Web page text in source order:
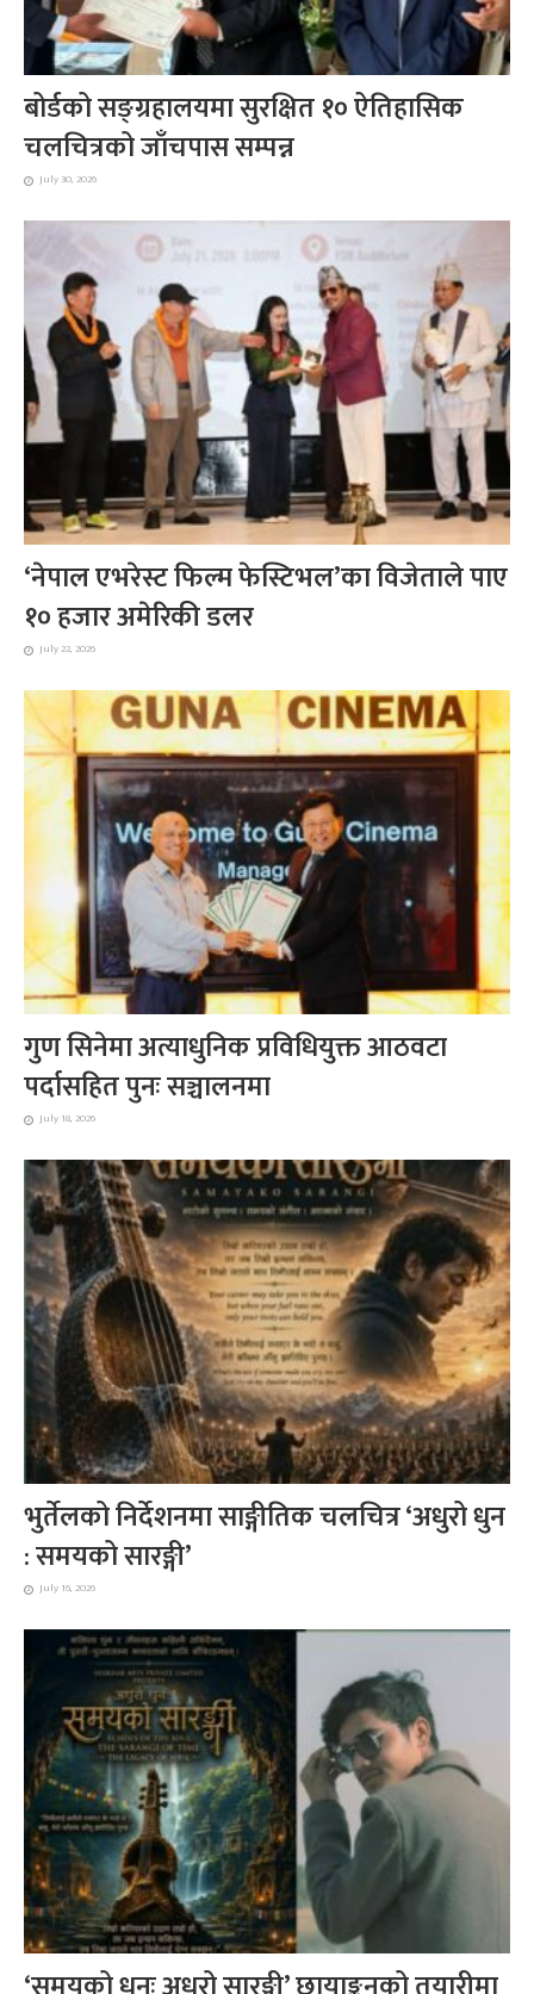
बोर्डको सङ्ग्रहालयमा सुरक्षित १० ऐतिहासिक
चलचित्रको जाँचपास सम्पन्न
July 30, 2026
‘नेपाल एभरेस्ट फिल्म फेस्टिभल’का विजेताले पाए
१० हजार अमेरिकी डलर
July 22, 2026
गुण सिनेमा अत्याधुनिक प्रविधियुक्त आठवटा
पर्दासहित पुनः सञ्चालनमा
July 18, 2026
भुर्तेलको निर्देशनमा साङ्गीतिक चलचित्र ‘अधुरो धुन
: समयको सारङ्गी’
July 16, 2026